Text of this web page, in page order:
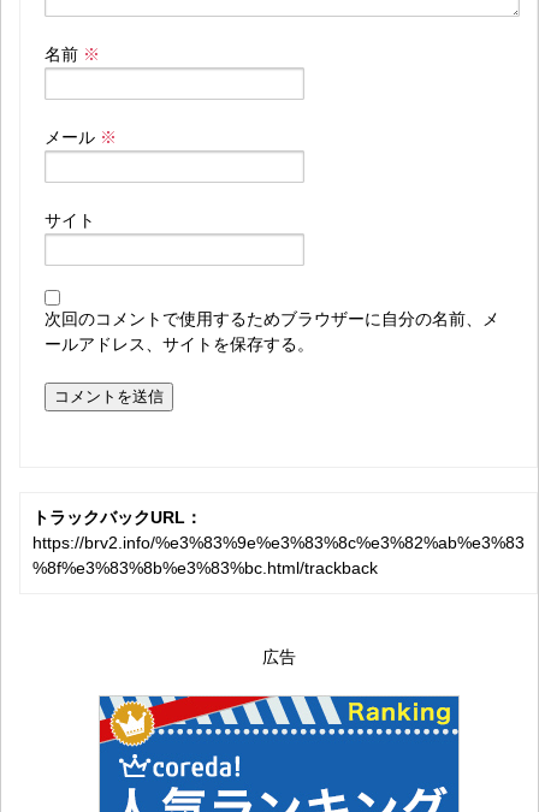
名前 ※
メール ※
サイト
次回のコメントで使用するためブラウザーに自分の名前、メ
ールアドレス、サイトを保存する。
トラックバックURL：
https://brv2.info/%e3%83%9e%e3%83%8c%e3%82%ab%e3%83
%8f%e3%83%8b%e3%83%bc.html/trackback
広告